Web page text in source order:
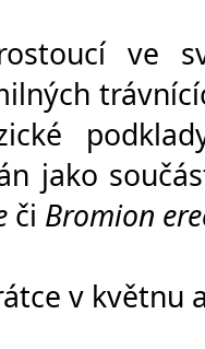
ve
jako
či Bromion
v květnu